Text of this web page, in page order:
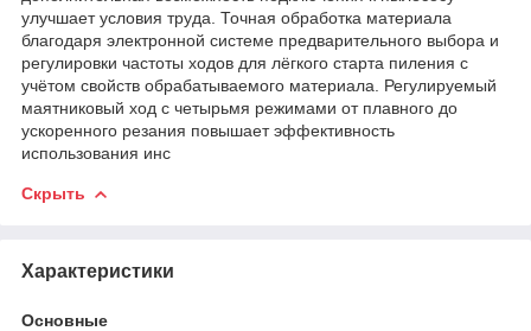
улучшает условия труда. Точная обработка материала
благодаря электронной системе предварительного выбора и
регулировки частоты ходов для лёгкого старта пиления с
учётом свойств обрабатываемого материала. Регулируемый
маятниковый ход с четырьмя режимами от плавного до
ускоренного резания повышает эффективность
использования инс
Скрыть
Характеристики
Основные